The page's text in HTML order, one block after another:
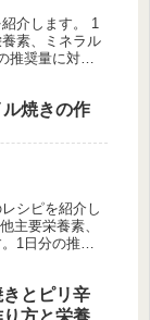
します。 1
素、ミネラル
推奨量に対す
焼きの作
シピを紹介し
主要栄養素、
1日分の推奨
とピリ辛
方と栄養